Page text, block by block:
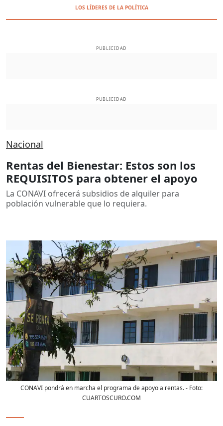
LOS LÍDERES DE LA POLÍTICA
PUBLICIDAD
PUBLICIDAD
Nacional
Rentas del Bienestar: Estos son los
REQUISITOS para obtener el apoyo
La CONAVI ofrecerá subsidios de alquiler para
población vulnerable que lo requiera.
CONAVI pondrá en marcha el programa de apoyo a rentas.- Foto:
CUARTOSCURO.COM